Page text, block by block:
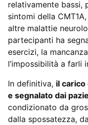
relativamente bassi,
sintomi della
altre malattie
partecipanti ha
esercizi, la
l’impossibilità a farli
In definitiva, il
e segnalato dai
condizionato da
dalla spossatezza,